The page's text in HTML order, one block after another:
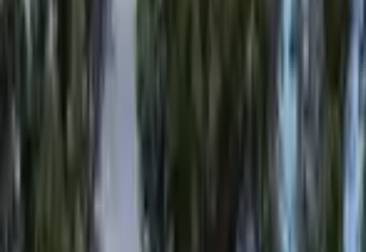
100 Spires City Tours